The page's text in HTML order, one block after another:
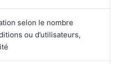
selon le nombre
ou d’utilisateurs,